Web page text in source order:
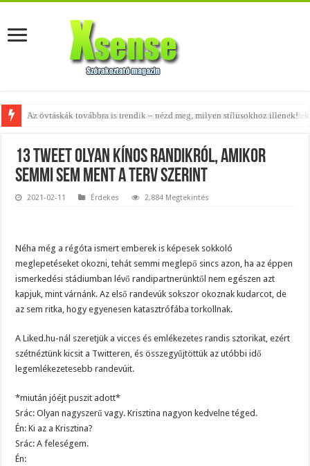
Az övtáskák továbbra is trendik – nézd meg, milyen stílusokhoz illenek!
13 Tweet olyan kínos randikról, amikor
semmi sem ment a terv szerint
2021-02-11 Érdekes 2,884 Megtekintés
Néha még a régóta ismert emberek is képesek sokkoló
meglepetéseket okozni, tehát semmi meglepő sincs azon, ha az éppen
ismerkedési stádiumban lévő randipartnerünktől nem egészen azt
kapjuk, mint várnánk. Az első randevúk sokszor okoznak kudarcot, de
az sem ritka, hogy egyenesen katasztrófába torkollnak.
A Liked.hu-nál szeretjük a vicces és emlékezetes randis sztorikat, ezért
szétnéztünk kicsit a Twitteren, és összegyűjtöttük az utóbbi idő
legemlékezetesebb randevúit.
*miután jóéjt puszit adott*
Srác: Olyan nagyszerű vagy. Krisztina nagyon kedvelne téged.
Én: Ki az a Krisztina?
Srác: A feleségem.
Én: